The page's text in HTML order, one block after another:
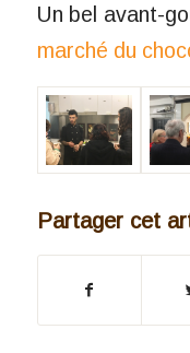
Un bel avant-
marché du
Partager cet